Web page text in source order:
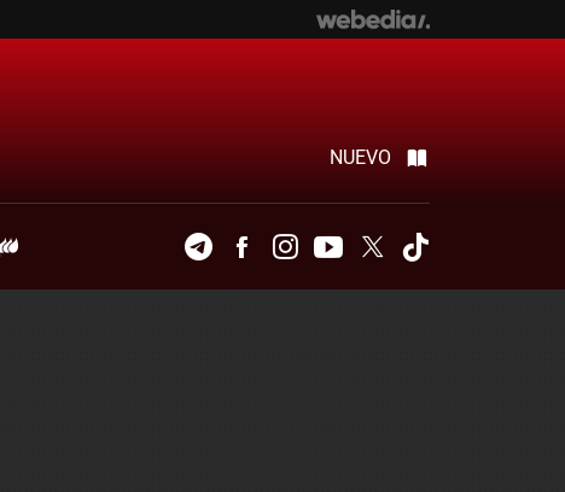
NUEVO
TelegramFacebookInstagramYoutubeTwitter